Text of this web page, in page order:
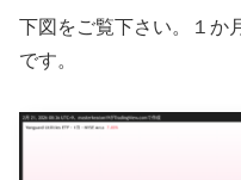
下図をご覧下さい。１か
です。